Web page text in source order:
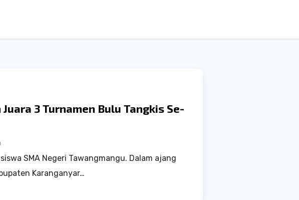
3 Turnamen Bulu Tangkis Se-
SMA Negeri Tawangmangu. Dalam ajang
Karanganyar…